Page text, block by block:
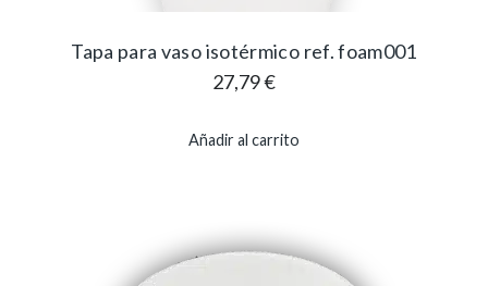
Tapa para vaso isotérmico ref. foam001
27,79€
Añadir al carrito